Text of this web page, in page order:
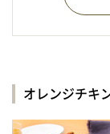
オレンジチキ